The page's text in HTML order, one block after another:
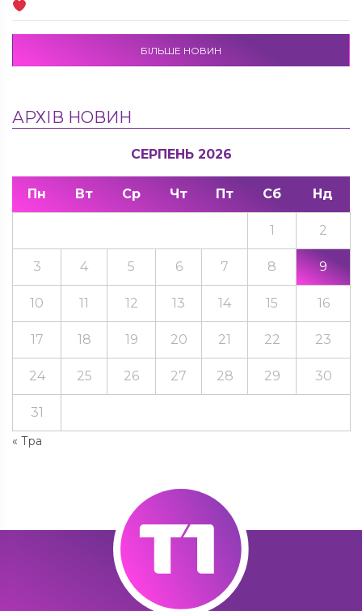
БІЛЬШЕ НОВИН
АРХІВ НОВИН
СЕРПЕНЬ 2026
Пн Вт Ср Чт Пт Сб Нд
« Тра
1 2
3 4 5 6 7 8 9
10 11 12 13 14 15 16
17 18 19 20 21 22 23
24 25 26 27 28 29 30
31